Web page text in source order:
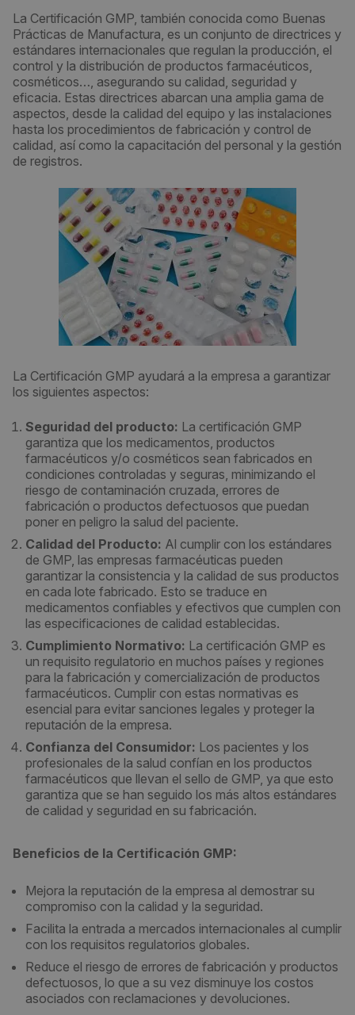
La Certificación GMP, también conocida como Buenas
Prácticas de Manufactura, es un conjunto de directrices y
estándares internacionales que regulan la producción, el
control y la distribución de productos farmacéuticos,
cosméticos…, asegurando su calidad, seguridad y
eficacia. Estas directrices abarcan una amplia gama de
aspectos, desde la calidad del equipo y las instalaciones
hasta los procedimientos de fabricación y control de
calidad, así como la capacitación del personal y la gestión
de registros.
La Certificación GMP ayudará a la empresa a garantizar
los siguientes aspectos:
Seguridad del producto: La certificación GMP
garantiza que los medicamentos, productos
farmacéuticos y/o cosméticos sean fabricados en
condiciones controladas y seguras, minimizando el
riesgo de contaminación cruzada, errores de
fabricación o productos defectuosos que puedan
poner en peligro la salud del paciente.
Calidad del Producto: Al cumplir con los estándares
de GMP, las empresas farmacéuticas pueden
garantizar la consistencia y la calidad de sus productos
en cada lote fabricado. Esto se traduce en
medicamentos confiables y efectivos que cumplen con
las especificaciones de calidad establecidas.
Cumplimiento Normativo: La certificación GMP es
un requisito regulatorio en muchos países y regiones
para la fabricación y comercialización de productos
farmacéuticos. Cumplir con estas normativas es
esencial para evitar sanciones legales y proteger la
reputación de la empresa.
Confianza del Consumidor: Los pacientes y los
profesionales de la salud confían en los productos
farmacéuticos que llevan el sello de GMP, ya que esto
garantiza que se han seguido los más altos estándares
de calidad y seguridad en su fabricación.
Beneficios de la Certificación GMP:
Mejora la reputación de la empresa al demostrar su
compromiso con la calidad y la seguridad.
Facilita la entrada a mercados internacionales al cumplir
con los requisitos regulatorios globales.
Reduce el riesgo de errores de fabricación y productos
defectuosos, lo que a su vez disminuye los costos
asociados con reclamaciones y devoluciones.